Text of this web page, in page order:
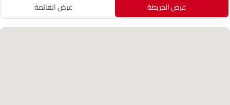
عرض الخريطة عرض القائمة